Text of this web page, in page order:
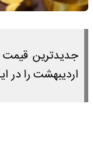
اردیبهشت را